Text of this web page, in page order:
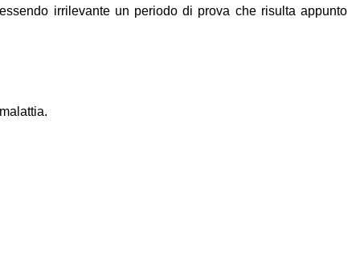
irrilevante un periodo di prova che risulta appunto